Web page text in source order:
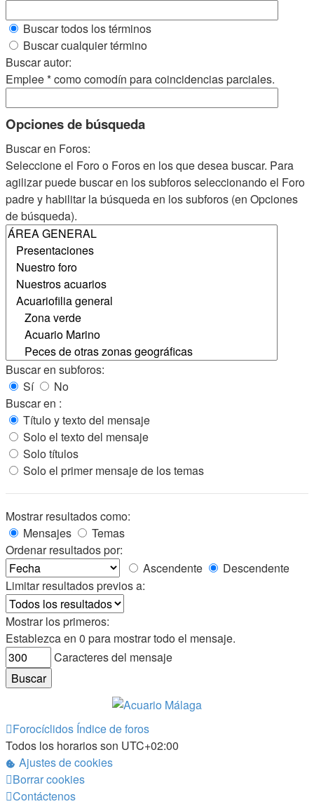
Buscar todos los términos
Buscar cualquier término
Buscar autor:
Emplee * como comodín para coincidencias parciales.
Opciones de búsqueda
Buscar en Foros:
Seleccione el Foro o Foros en los que desea buscar. Para
agilizar puede buscar en los subforos seleccionando el Foro
padre y habilitar la búsqueda en los subforos (en Opciones
de búsqueda).
Buscar en subforos:
Sí
No
Buscar en :
Título y texto del mensaje
Solo el texto del mensaje
Solo títulos
Solo el primer mensaje de los temas
Mostrar resultados como:
Mensajes
Temas
Ordenar resultados por:
Ascendente
Descendente
Limitar resultados previos a:
Mostrar los primeros:
Establezca en 0 para mostrar todo el mensaje.
Caracteres del mensaje
Forocíclidos Índice de foros
Todos los horarios son UTC+02:00
Ajustes de cookies
Borrar cookies
Contáctenos